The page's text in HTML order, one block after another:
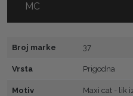
MC
Broj marke 37
Vrsta Prigodna
Motiv Maxi cat - lik